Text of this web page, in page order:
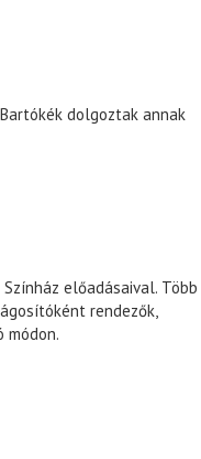
dolgoztak annak
előadásaival. Több
rendezők,